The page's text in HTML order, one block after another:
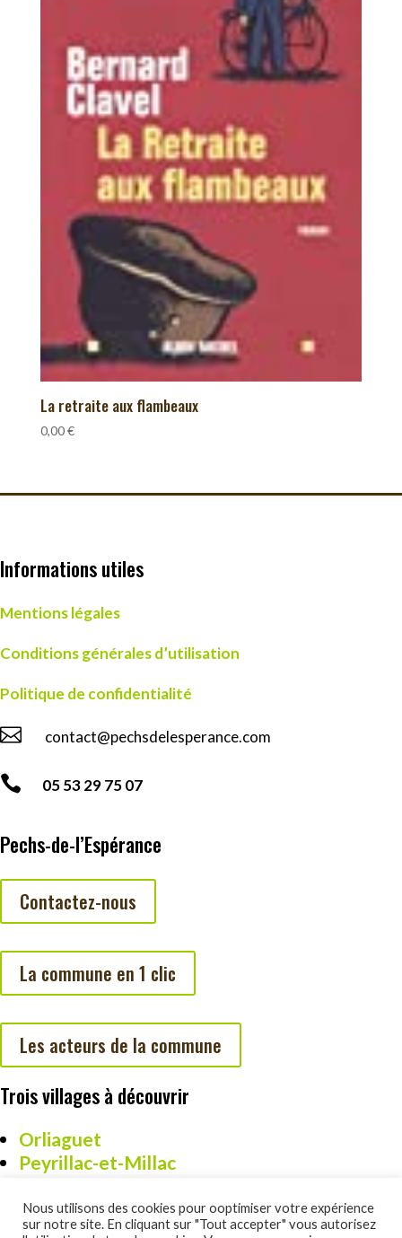
La retraite aux flambeaux
0,00€
Informations utiles
Mentions légales
Conditions générales d’utilisation
Politique de confidentialité
 contact@pechsdelesperance.com
 05 53 29 75 07
Pechs-de-l’Espérance
Contactez-nous
La commune en 1 clic
Les acteurs de la commune
Trois villages à découvrir
Orliaguet
Peyrillac-et-Millac
Nous utilisons des cookies pour ooptimiser votre expérience
sur notre site. En cliquant sur "Tout accepter" vous autorisez